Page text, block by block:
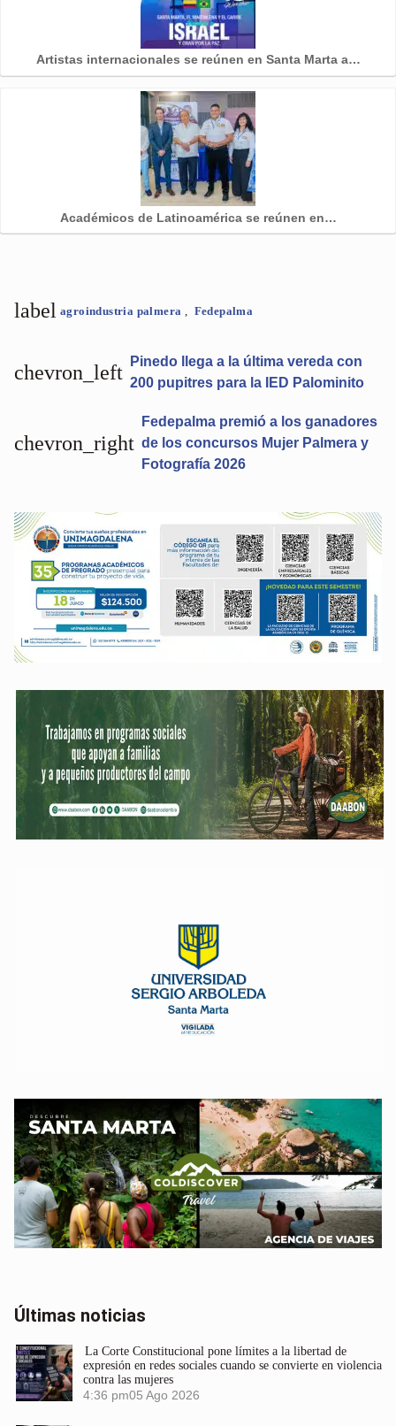
Artistas internacionales se reúnen en Santa Marta a…
Académicos de Latinoamérica se reúnen en…
label agroindustria palmera Fedepalma
chevron_left
Pinedo llega a la última vereda con
200 pupitres para la IED Palominito
Fedepalma premió a los ganadores
de los concursos Mujer Palmera y
Fotografía 2026
chevron_right
Últimas noticias
La Corte Constitucional pone límites a la libertad de
expresión en redes sociales cuando se convierte en violencia
contra las mujeres
4:36 pm05 Ago 2026